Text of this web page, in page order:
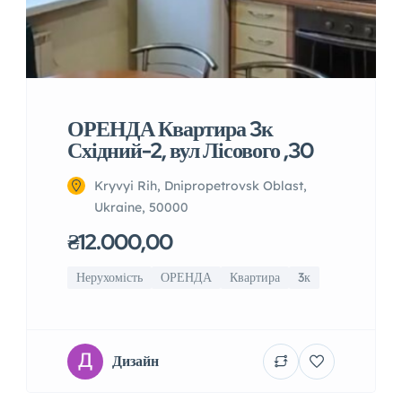
ОРЕНДА Квартира 3к
Східний-2, вул Лісового ,30
Kryvyi Rih, Dnipropetrovsk Oblast,
Ukraine, 50000
₴12.000,00
Нерухомість ОРЕНДА Квартира 3к
Дизайн